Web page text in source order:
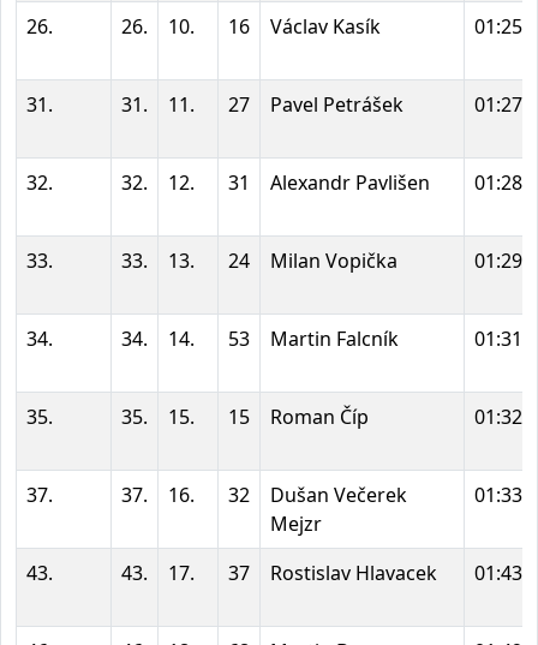
26. 26. 10. 16 Václav Kasík
31. 31. 11. 27 Pavel Petrášek
32. 32. 12. 31 Alexandr Pavlišen
33. 33. 13. 24 Milan Vopička
34. 34. 14. 53 Martin Falcník
35. 35. 15. 15 Roman Číp
37. 37. 16. 32
Dušan Večerek
Mejzr
43. 43. 17. 37 Rostislav Hlavacek